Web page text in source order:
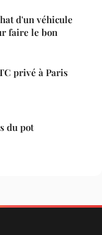
d'un véhicule
faire le bon
privé à Paris
du pot